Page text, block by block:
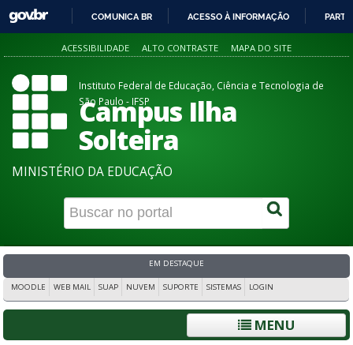
PARA
CONTEÚDO
COMUNICA BR ACESSO À INFORMAÇÃO
ACESSIBILIDADE ALTO CONTRASTE MAPA DO SITE
Instituto Federal de Educação, Ciência e Tecnologia de
São Paulo - IFSP
Campus Ilha
Solteira
MINISTÉRIO DA EDUCAÇÃO
EM DESTAQUE
MOODLE WEB MAIL SUAP NUVEM SUPORTE SISTEMAS LOGIN
MENU